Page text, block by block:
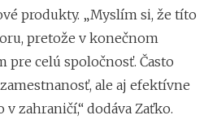
produkty. „Myslím si, že títo
pretože v konečnom
pre celú spoločnosť. Často
ale aj efektívne
zahraničí,“ dodáva Zaťko.